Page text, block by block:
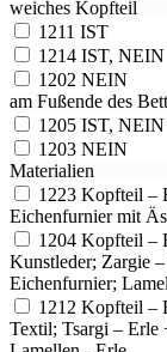
weiches Kopfteil
1211 IST
1214 IST, NEIN
1202 NEIN
am Fußende des
1205 IST, NEIN
1203 NEIN
Materialien
1223 Kopfteil –
Eichenfurnier mit
1204 Kopfteil –
Kunstleder; Zargie
Eichenfurnier;
1212 Kopfteil –
Textil; Tsargi – Erle